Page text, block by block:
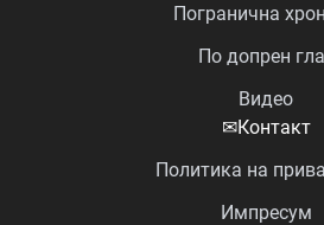
Погранична
По допрен
Видео
✉Контакт
Политика на
Импресум